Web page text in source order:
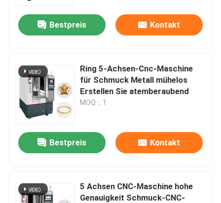
Über uns
Qualitätskontrolle
Kontakt
Neuigkeiten
Fälle
Bestpreis Kontakt
Ring 5-Achsen-Cnc-Maschine
für Schmuck Metall mühelos
Erstellen Sie atemberaubend
MOQ：1
Bestpreis Kontakt
5 Achsen CNC-Maschine hohe
Genauigkeit Schmuck-CNC-